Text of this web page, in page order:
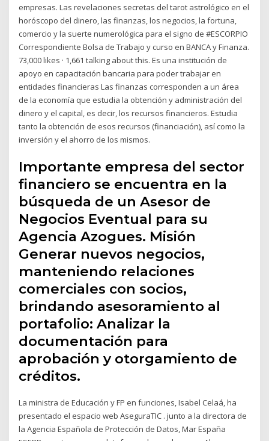
empresas. Las revelaciones secretas del tarot astrológico en el
horóscopo del dinero, las finanzas, los negocios, la fortuna,
comercio y la suerte numerológica para el signo de #ESCORPIO
Correspondiente Bolsa de Trabajo y curso en BANCA y Finanza.
73,000 likes · 1,661 talking about this. Es una institución de
apoyo en capacitación bancaria para poder trabajar en
entidades financieras Las finanzas corresponden a un área
de la economía que estudia la obtención y administración del
dinero y el capital, es decir, los recursos financieros. Estudia
tanto la obtención de esos recursos (financiación), así como la
inversión y el ahorro de los mismos.
Importante empresa del sector
financiero se encuentra en la
búsqueda de un Asesor de
Negocios Eventual para su
Agencia Azogues. Misión
Generar nuevos negocios,
manteniendo relaciones
comerciales con socios,
brindando asesoramiento al
portafolio: Analizar la
documentación para
aprobación y otorgamiento de
créditos.
La ministra de Educación y FP en funciones, Isabel Celaá, ha
presentado el espacio web AseguraTIC . junto a la directora de
la Agencia Española de Protección de Datos, Mar España